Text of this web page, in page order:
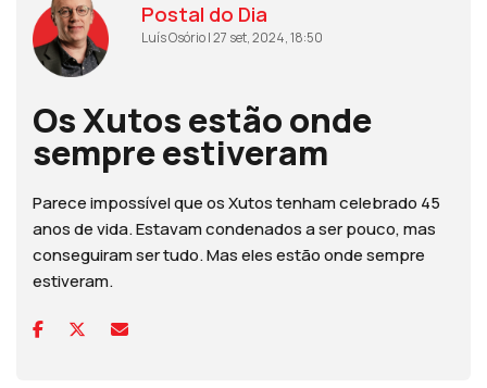
Postal do Dia
Luís Osório | 27 set, 2024, 18:50
Os Xutos estão onde
sempre estiveram
Parece impossível que os Xutos tenham celebrado 45
anos de vida. Estavam condenados a ser pouco, mas
conseguiram ser tudo. Mas eles estão onde sempre
estiveram.